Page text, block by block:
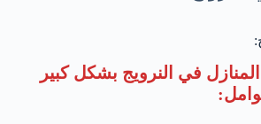
في النرويج بشكل كبير